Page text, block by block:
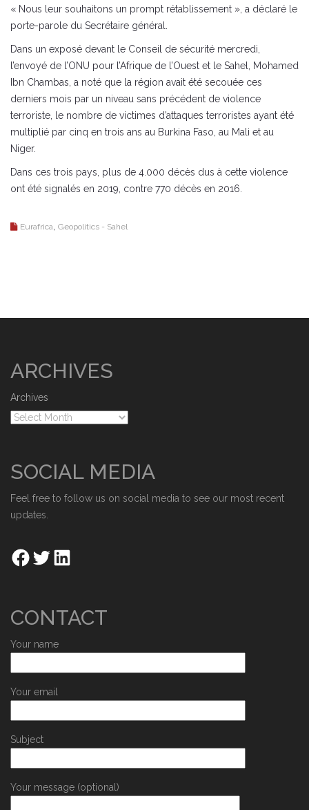
« Nous leur souhaitons un prompt rétablissement », a déclaré le
porte-parole du Secrétaire général.
Dans un exposé devant le Conseil de sécurité mercredi,
l’envoyé de l’ONU pour l’Afrique de l’Ouest et le Sahel, Mohamed
Ibn Chambas, a noté que la région avait été secouée ces
derniers mois par un niveau sans précédent de violence
terroriste, le nombre de victimes d’attaques terroristes ayant été
multiplié par cinq en trois ans au Burkina Faso, au Mali et au
Niger.
Dans ces trois pays, plus de 4.000 décès dus à cette violence
ont été signalés en 2019, contre 770 décès en 2016.
Eurafrica Geopolitics - Sahel
ARCHIVES
Archives
SOCIAL MEDIA
Feel free to follow us on social media to see our most recent
updates.
CONTACT
Your name
Your email
Subject
Your message (optional)